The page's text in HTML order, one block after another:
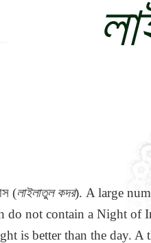
(লাইলাতুল কদর). A large
do not contain a Night of
is better than the day.